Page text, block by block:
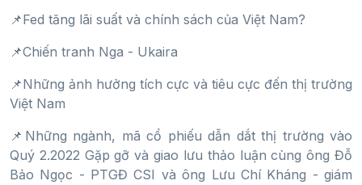
📌Fed tăng lãi suất và chính sách của Việt Nam?
📌Chiến tranh Nga - Ukaira
📌Những ảnh hưởng tích cực và tiêu cực đến thị trường
Việt Nam
📌Những ngành, mã cổ phiếu dẫn dắt thị trường vào
Quý 2.2022 Gặp gỡ và giao lưu thảo luận cùng ông Đỗ
Bảo Ngọc - PTGĐ CSI và ông Lưu Chí Kháng - giám